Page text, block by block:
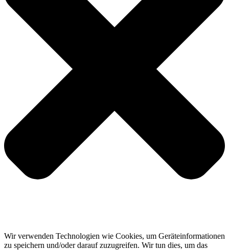
Wir verwenden Technologien wie Cookies, um Geräteinformationen
zu speichern und/oder darauf zuzugreifen. Wir tun dies, um das